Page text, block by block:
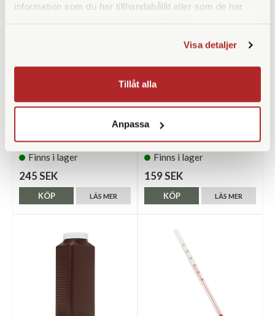
information som du har tillhandahållit eller som de har
Visa detaljer
Tillåt alla
Anpassa
Opticron
(18mm) (57101)
Finns i lager
245 SEK
LÄS MER
KÖP
Weincell
Weincell PX 625 1,35v
Finns i lager
159 SEK
LÄS MER
KÖP